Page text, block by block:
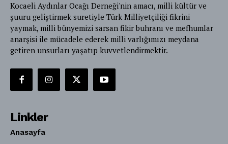
Kocaeli Aydınlar Ocağı Derneği'nin amacı, milli kültür ve
şuuru geliştirmek suretiyle Türk Milliyetçiliği fikrini
yaymak, milli bünyemizi sarsan fikir buhranı ve mefhumlar
anarşisi ile mücadele ederek milli varlığımızı meydana
getiren unsurları yaşatıp kuvvetlendirmektir.
Linkler
Anasayfa